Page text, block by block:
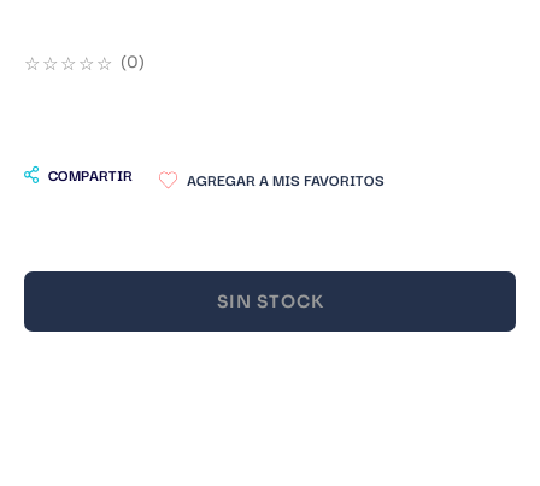
☆☆☆☆☆ (0)
COMPARTIR
SIN STOCK
10. Warhammer